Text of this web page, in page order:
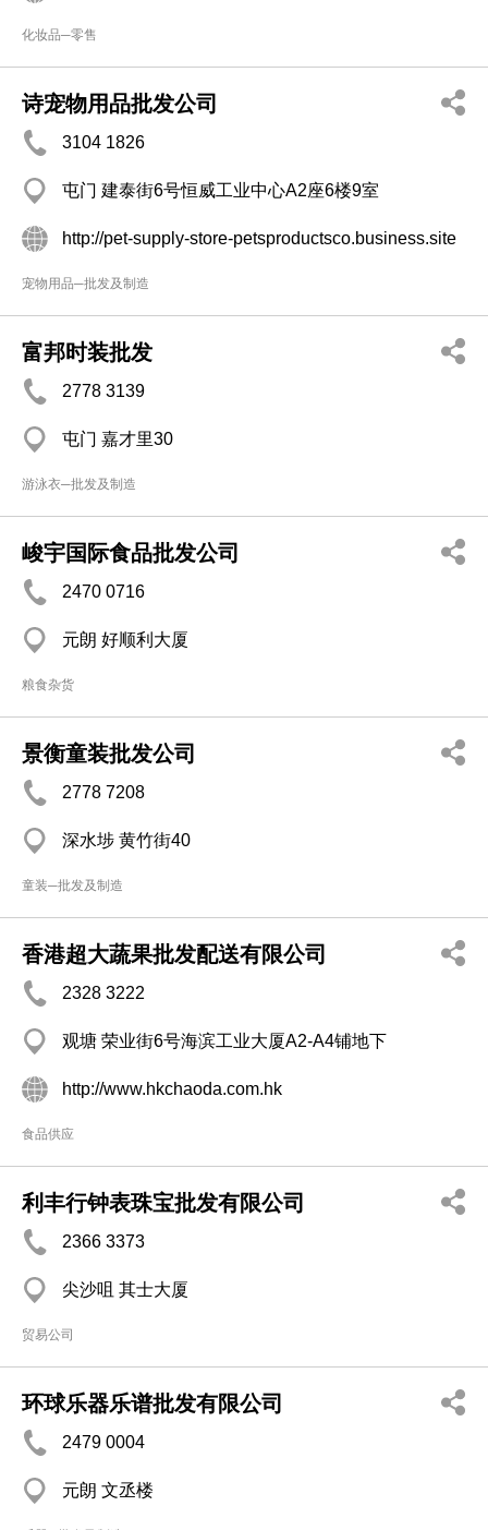
化妆品─零售
诗宠物用品批发公司
3104 1826
屯门 建泰街6号恒威工业中心A2座6楼9室
http://pet-supply-store-petsproductsco.business.site
宠物用品─批发及制造
富邦时装批发
2778 3139
屯门 嘉才里30
游泳衣─批发及制造
峻宇国际食品批发公司
2470 0716
元朗 好顺利大厦
粮食杂货
景衡童装批发公司
2778 7208
深水埗 黄竹街40
童装─批发及制造
香港超大蔬果批发配送有限公司
2328 3222
观塘 荣业街6号海滨工业大厦A2-A4铺地下
http://www.hkchaoda.com.hk
食品供应
利丰行钟表珠宝批发有限公司
2366 3373
尖沙咀 其士大厦
贸易公司
环球乐器乐谱批发有限公司
2479 0004
元朗 文丞楼